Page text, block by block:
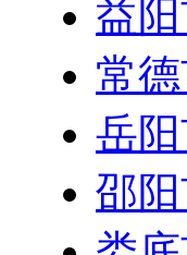
益
常
岳
邵